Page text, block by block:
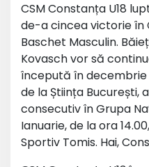
CSM Constanța U18
de-a cincea victorie în
Baschet Masculin.
Kovasch vor să
începută în
de la Știința București,
consecutiv în Grupa
Ianuarie, de la ora
Sportiv Tomis. Hai,